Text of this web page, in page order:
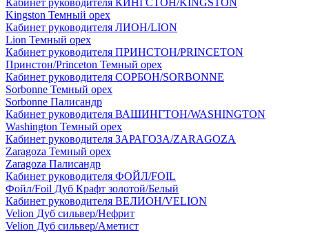
Кабинет руководителя КИНГСТОН/KINGSTON
Kingston Темный орех
Кабинет руководителя ЛИОН/LION
Lion Темный орех
Кабинет руководителя ПРИНСТОН/PRINCETON
Принстон/Princeton Темный орех
Кабинет руководителя СОРБОН/SORBONNE
Sorbonne Темный орех
Sorbonne Палисандр
Кабинет руководителя ВАШИНГТОН/WASHINGTON
Washington Темный орех
Кабинет руководителя ЗАРАГОЗА/ZARAGOZA
Zaragoza Темный орех
Zaragoza Палисандр
Кабинет руководителя ФОЙЛ/FOIL
Фойл/Foil Дуб Крафт золотой/Белый
Кабинет руководителя ВЕЛИОН/VELION
Velion Дуб сильвер/Нефрит
Velion Дуб сильвер/Аметист